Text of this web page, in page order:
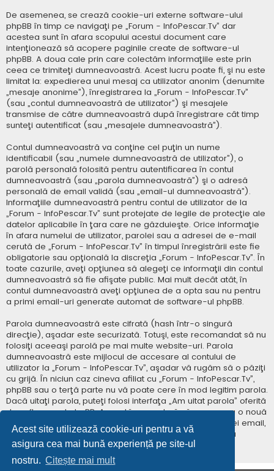
Acest site utilizează cookie-uri pentru a vă
asigura cea mai bună experiență pe site-ul
nostru. Citește mai mult
De asemenea, se crează cookie-uri externe software-ului
phpBB în timp ce navigaţi pe „Forum - InfoPescar.Tv” dar
acestea sunt în afara scopului acestui document care
intenţionează să acopere paginile create de software-ul
phpBB. A doua cale prin care colectăm informaţiile este prin
ceea ce trimiteţi dumneavoastră. Acest lucru poate fi, şi nu este
limitat la: expedierea unui mesaj ca utilizator anonim (denumite
„mesaje anonime”), înregistrarea la „Forum - InfoPescar.Tv”
(sau „contul dumneavoastră de utilizator”) şi mesajele
transmise de către dumneavoastră după înregistrare cât timp
sunteţi autentificat (sau „mesajele dumneavoastră”).
Contul dumneavoastră va conţine cel puţin un nume
identificabil (sau „numele dumneavoastră de utilizator”), o
parolă personală folosită pentru autentificarea în contul
dumneavoastră (sau „parola dumneavoastră”) şi o adresă
personală de email validă (sau „email-ul dumneavoastră”).
Informaţiile dumneavoastră pentru contul de utilizator de la
„Forum - InfoPescar.Tv” sunt protejate de legile de protecţie ale
datelor aplicabile în ţara care ne găzduieşte. Orice informaţie
în afara numelui de utilizator, parolei sau a adresei de e-mail
cerută de „Forum - InfoPescar.Tv” în timpul înregistrării este fie
obligatorie sau opţională la discreţia „Forum - InfoPescar.Tv”. În
toate cazurile, aveţi opţiunea să alegeţi ce informaţii din contul
dumneavoastră să fie afişate public. Mai mult decât atât, în
contul dumneavoastră aveţi opţiunea de a opta sau nu pentru
a primi email-uri generate automat de software-ul phpBB.
Parola dumneavoastră este cifrată (hash într-o singură
direcţie), aşadar este securizată. Totuşi, este recomandat să nu
folosiţi aceeaşi parolă pe mai multe website-uri. Parola
dumneavoastră este mijlocul de accesare al contului de
utilizator la „Forum - InfoPescar.Tv”, aşadar vă rugăm să o păziţi
cu grijă. În niciun caz cineva afiliat cu „Forum - InfoPescar.Tv”,
phpBB sau o terţă parte nu vă poate cere în mod legitim parola.
Dacă uitaţi parola, puteţi folosi interfaţa „Am uitat parola” oferită
de software-ul phpBB. Această procedură vă va genera o nouă
parolă prin transmiterea numelui de utilizator şi a adresei email,
apoi software-ul phpBB va genera o nouă parolă pentru
accesarea contului dumneavoastră.